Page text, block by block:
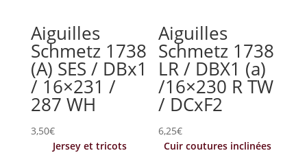
Aiguilles
Schmetz 1738
(A) SES / DBx1
/ 16×231 /
287 WH
3,50€
Jersey et tricots
Aiguilles
Schmetz 1738
LR / DBX1 (a)
/16×230 R TW
/ DCxF2
6,25€
Cuir coutures inclinées